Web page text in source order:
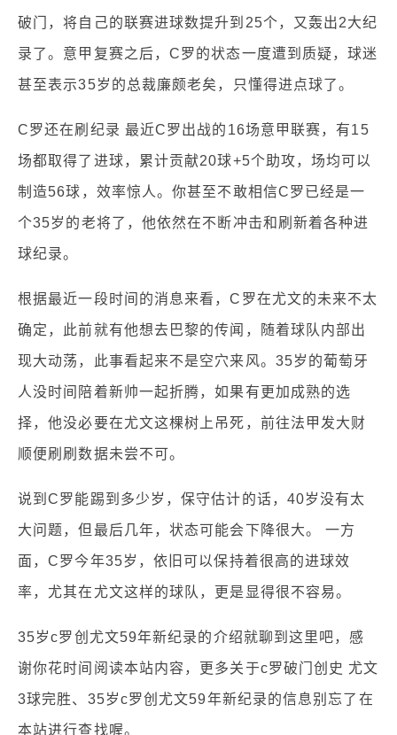
破门，将自己的联赛进球数提升到25个，又轰出2大纪
录了。意甲复赛之后，C罗的状态一度遭到质疑，球迷
甚至表示35岁的总裁廉颇老矣，只懂得进点球了。
C罗还在刷纪录 最近C罗出战的16场意甲联赛，有15
场都取得了进球，累计贡献20球+5个助攻，场均可以
制造56球，效率惊人。你甚至不敢相信C罗已经是一
个35岁的老将了，他依然在不断冲击和刷新着各种进
球纪录。
根据最近一段时间的消息来看，C罗在尤文的未来不太
确定，此前就有他想去巴黎的传闻，随着球队内部出
现大动荡，此事看起来不是空穴来风。35岁的葡萄牙
人没时间陪着新帅一起折腾，如果有更加成熟的选
择，他没必要在尤文这棵树上吊死，前往法甲发大财
顺便刷刷数据未尝不可。
说到C罗能踢到多少岁，保守估计的话，40岁没有太
大问题，但最后几年，状态可能会下降很大。 一方
面，C罗今年35岁，依旧可以保持着很高的进球效
率，尤其在尤文这样的球队，更是显得很不容易。
35岁c罗创尤文59年新纪录的介绍就聊到这里吧，感
谢你花时间阅读本站内容，更多关于c罗破门创史 尤文
3球完胜、35岁c罗创尤文59年新纪录的信息别忘了在
本站进行查找喔。